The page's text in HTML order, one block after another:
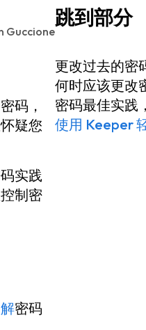
Guccione
码，
怀疑您
实践
制密
密码
跳到部分
更改过去的密
何时应该更改
密码最佳实践
使用 Keeper